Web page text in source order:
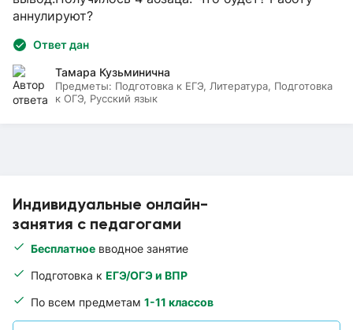
Индивидуальные онлайн-
занятия с педагогами
Бесплатное вводное занятие
Подготовка к ЕГЭ/ОГЭ и ВПР
По всем предметам 1-11 классов
аннулируют?
Ответ дан
Тамара Кузьминична
Предметы: Подготовка к ЕГЭ, Литература, Подготовка
к ОГЭ, Русский язык